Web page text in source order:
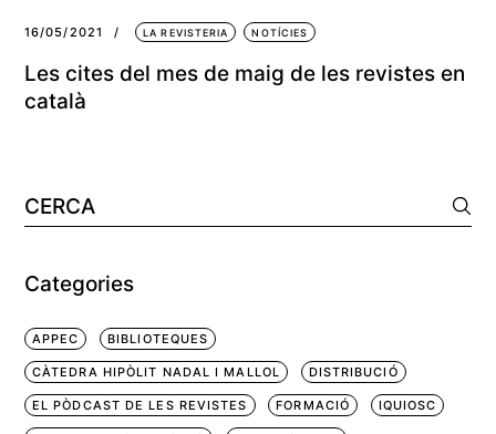
16/05/2021 LA REVISTERIA NOTÍCIES
Les cites del mes de maig de les revistes en
català
Cerca:
Categories
APPEC BIBLIOTEQUES
CÀTEDRA HIPÒLIT NADAL I MALLOL DISTRIBUCIÓ
EL PÒDCAST DE LES REVISTES FORMACIÓ IQUIOSC